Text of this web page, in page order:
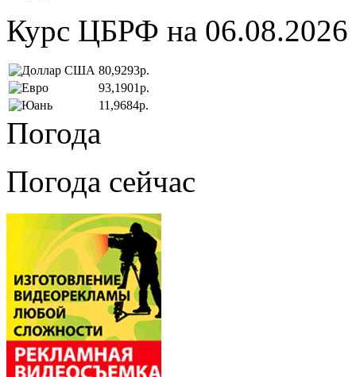
Курс ЦБРФ на 06.08.2026
80,9293р.
93,1901р.
11,9684р.
Погода
Погода сейчас